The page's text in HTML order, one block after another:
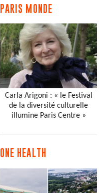
PARIS MONDE
Carla Arigoni : « le Festival
de la diversité culturelle
illumine Paris Centre »
ONE HEALTH